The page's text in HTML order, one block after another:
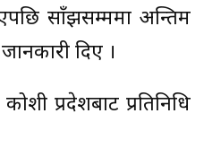
साँझसम्ममा अन्तिम
दिए ।
प्रदेशबाट प्रतिनिधि